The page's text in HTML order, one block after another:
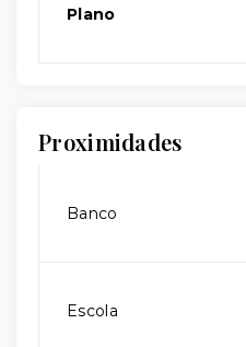
Plano
Proximidades
Banco
Escola